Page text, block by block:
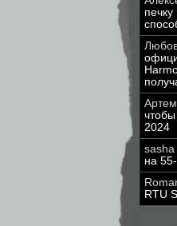
Артем
2024
sasha
на
RTU